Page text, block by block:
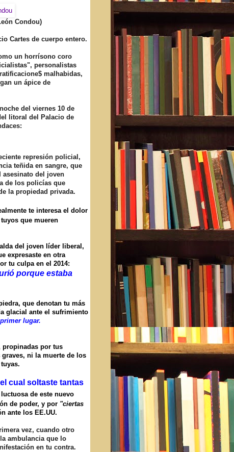
Condou)
Cartes de cuerpo entero.
un horrísono coro
personalistas
malhabidas,
un ápice de
del viernes 10 de
litoral del Palacio de
represión policial,
teñida en sangre, que
asesinato del joven
de los policías que
la propiedad privada.
te interesa el dolor
que mueren
del joven líder liberal,
expresaste en otra
tu culpa en el 2014:
porque estaba
que denotan tu más
glacial ante el sufrimiento
lugar.
propinadas por tus
ni la muerte de los
cual soltaste tantas
de este nuevo
de poder, y por "ciertas
ante los EE.UU.
vez, cuando otro
ambulancia que lo
en tu contra.